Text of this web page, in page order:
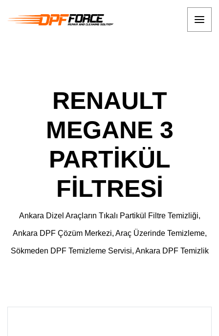
RENAULT
MEGANE 3
PARTİKÜL
FİLTRESİ
Ankara Dizel Araçların Tıkalı Partikül Filtre Temizliği,
Ankara DPF Çözüm Merkezi, Araç Üzerinde Temizleme,
Sökmeden DPF Temizleme Servisi, Ankara DPF Temizlik